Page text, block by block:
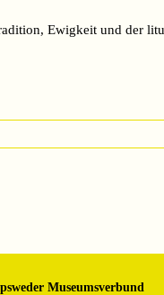
Ewigkeit und der
Museumsverbund